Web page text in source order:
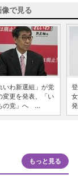
像で見る
いわ新選組」が党
変更を発表、「い
の党」へ ...
もっと見る